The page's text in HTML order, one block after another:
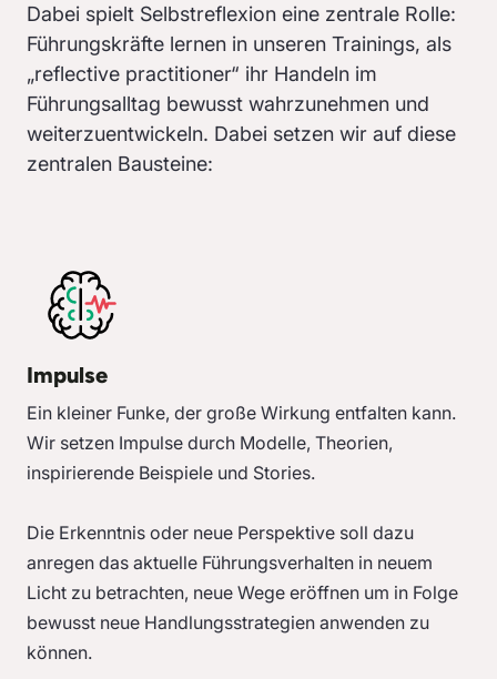
Dabei spielt Selbstreflexion eine zentrale Rolle:
Führungskräfte lernen in unseren Trainings, als
„reflective practitioner“ ihr Handeln im
Führungsalltag bewusst wahrzunehmen und
weiterzuentwickeln. Dabei setzen wir auf diese
zentralen Bausteine:
Impulse
Ein kleiner Funke, der große Wirkung entfalten kann.
Wir setzen Impulse durch Modelle, Theorien,
inspirierende Beispiele und Stories.
Die Erkenntnis oder neue Perspektive soll dazu
anregen das aktuelle Führungsverhalten in neuem
Licht zu betrachten, neue Wege eröffnen um in Folge
bewusst neue Handlungsstrategien anwenden zu
können.